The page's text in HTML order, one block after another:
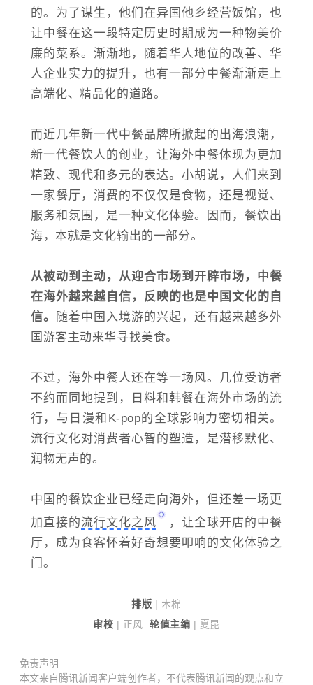
的。为了谋生，他们在异国他乡经营饭馆，也
让中餐在这一段特定历史时期成为一种物美价
廉的菜系。渐渐地，随着华人地位的改善、华
人企业实力的提升，也有一部分中餐渐渐走上
高端化、精品化的道路。
而近几年新一代中餐品牌所掀起的出海浪潮，
新一代餐饮人的创业，让海外中餐体现为更加
精致、现代和多元的表达。小胡说，人们来到
一家餐厅，消费的不仅仅是食物，还是视觉、
服务和氛围，是一种文化体验。因而，餐饮出
海，本就是文化输出的一部分。
从被动到主动，从迎合市场到开辟市场，中餐
在海外越来越自信，反映的也是中国文化的自
信。
随着中国入境游的兴起，还有越来越多外
国游客主动来华寻找美食。
不过，海外中餐人还在等一场风。几位受访者
不约而同地提到，日料和韩餐在海外市场的流
行，与日漫和K-pop的全球影响力密切相关。
流行文化对消费者心智的塑造，是潜移默化、
润物无声的。
中国的餐饮企业已经走向海外，但还差一场更
加直接的流行文化之风
，让全球开店的中餐
厅，成为食客怀着好奇想要叩响的文化体验之
门。
排版 | 木棉
审校 | 正风 轮值主编 | 夏昆
免责声明
本文来自腾讯新闻客户端创作者，不代表腾讯新闻的观点和立